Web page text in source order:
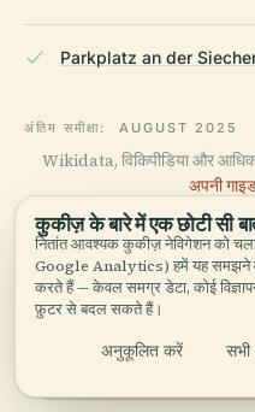
Parkplatz an der
अंतिम समीक्षा: AUGUST 2025
Wikidata, विकिपीडिया और
अपनी
इलाके को घूमें
और आस-पास क्या है, जानें।
कुकीज़ के बारे में एक छोटी सी
नितांत आवश्यक कुकीज़ नेविगेशन को
Google Analytics) हमें यह समझने
करते हैं — केवल समग्र डेटा, कोई
फ़ुटर से बदल सकते हैं।
अनुकूलित करें सभी